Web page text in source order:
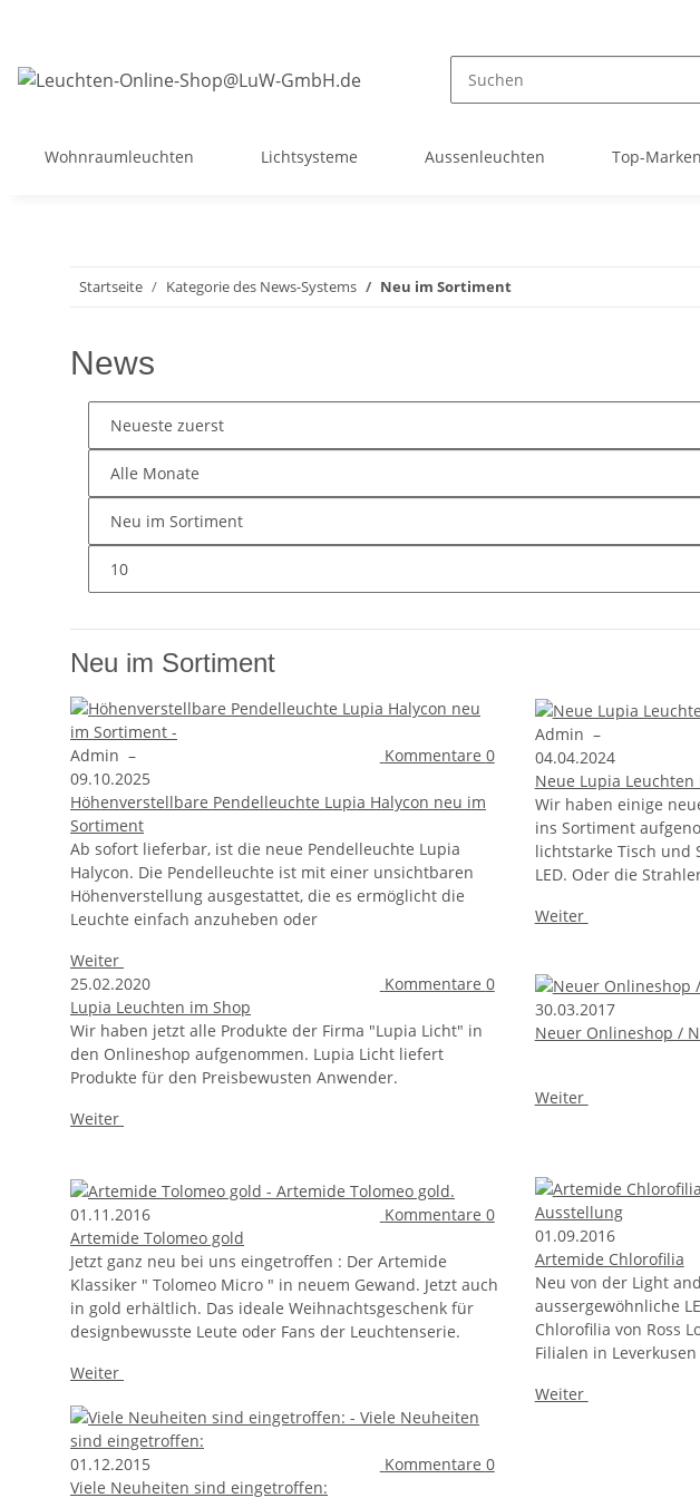
Wohnraumleuchten Lichtsysteme Aussenleuchten Top-Marken
Startseite Kategorie des News-Systems Neu im Sortiment
News
Neu im Sortiment
Admin –
09.10.2025
Kommentare 0
Höhenverstellbare Pendelleuchte Lupia Halycon neu im
Sortiment
Ab sofort lieferbar, ist die neue Pendelleuchte Lupia
Halycon. Die Pendelleuchte ist mit einer unsichtbaren
Höhenverstellung ausgestattet, die es ermöglicht die
Leuchte einfach anzuheben oder
Weiter
Admin –
04.04.2024
Neue Lupia
Wir haben einige
ins Sortiment
lichtstarke Tisch und
LED. Oder die
Weiter
25.02.2020 Kommentare 0
Lupia Leuchten im Shop
Wir haben jetzt alle Produkte der Firma "Lupia Licht" in
den Onlineshop aufgenommen. Lupia Licht liefert
Produkte für den Preisbewusten Anwender.
Weiter
30.03.2017
Neuer Onlineshop /
Weiter
01.11.2016 Kommentare 0
Artemide Tolomeo gold
Jetzt ganz neu bei uns eingetroffen : Der Artemide
Klassiker " Tolomeo Micro " in neuem Gewand. Jetzt auch
in gold erhältlich. Das ideale Weihnachtsgeschenk für
designbewusste Leute oder Fans der Leuchtenserie.
Weiter
01.09.2016
Artemide Chlorofilia
Neu von der Light
aussergewöhnliche
Chlorofilia von Ross
Filialen in
Weiter
01.12.2015 Kommentare 0
Viele Neuheiten sind eingetroffen: